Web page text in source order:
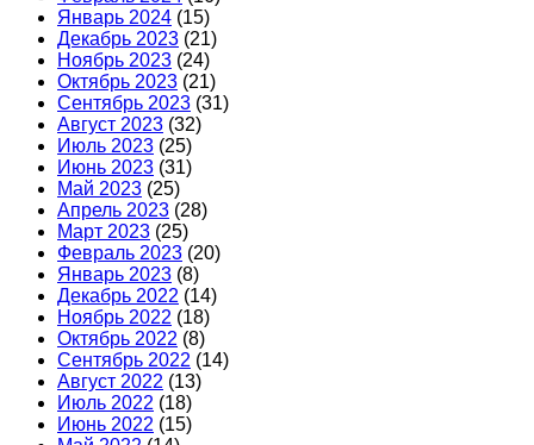
Январь 2024 (15)
Декабрь 2023 (21)
Ноябрь 2023 (24)
Октябрь 2023 (21)
Сентябрь 2023 (31)
Август 2023 (32)
Июль 2023 (25)
Июнь 2023 (31)
Май 2023 (25)
Апрель 2023 (28)
Март 2023 (25)
Февраль 2023 (20)
Январь 2023 (8)
Декабрь 2022 (14)
Ноябрь 2022 (18)
Октябрь 2022 (8)
Сентябрь 2022 (14)
Август 2022 (13)
Июль 2022 (18)
Июнь 2022 (15)